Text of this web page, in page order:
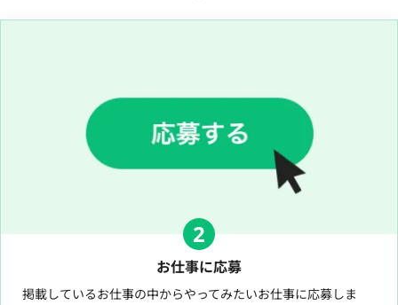
2
お仕事に応募
掲載しているお仕事の中からやってみたいお仕事に応募しま